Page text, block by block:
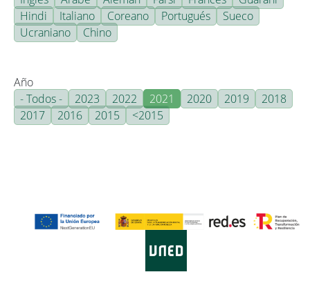
Hindi
Italiano Coreano Portugués
Sueco
Ucraniano
Chino
Año
- Todos -
2023 2022 2021 2020 2019
2018
2017
2016 2015 <2015